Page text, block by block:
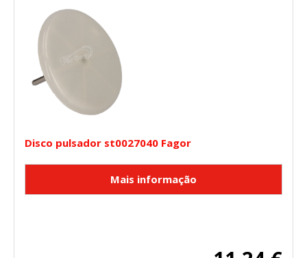
Disco pulsador st0027040 Fagor